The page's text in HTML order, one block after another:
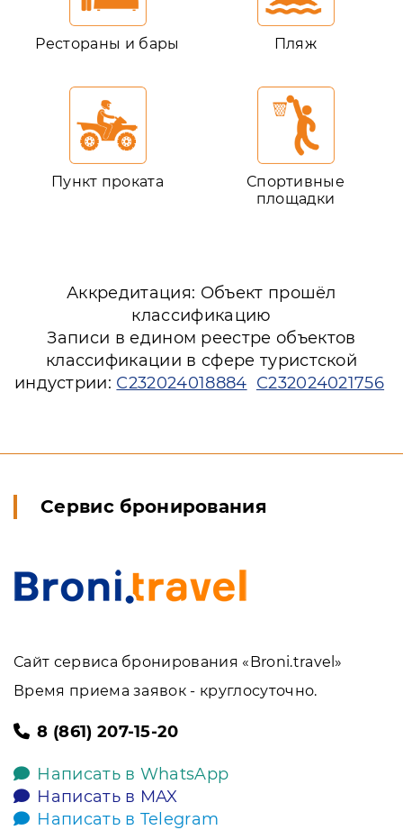
Рестораны и бары Пляж
Пункт проката
Спортивные
площадки
Аккредитация: Объект прошёл
классификацию
Записи в едином реестре объектов
классификации в сфере туристской
индустрии: С232024018884 С232024021756
Сервис бронирования
Сайт сервиса бронирования «Broni.travel»
Время приема заявок - круглосуточно.
8 (861) 207-15-20
Написать в WhatsApp
Написать в MAX
Написать в Telegram